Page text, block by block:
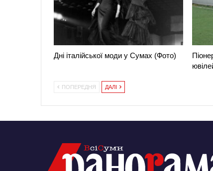
Дні італійської моди у Сумах (Фото)
ПОПЕРЕДНЯ ДАЛІ